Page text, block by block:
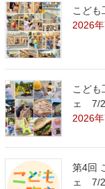
こども
2026
こども
ェ 7/
2026
第4回
ェ 7/